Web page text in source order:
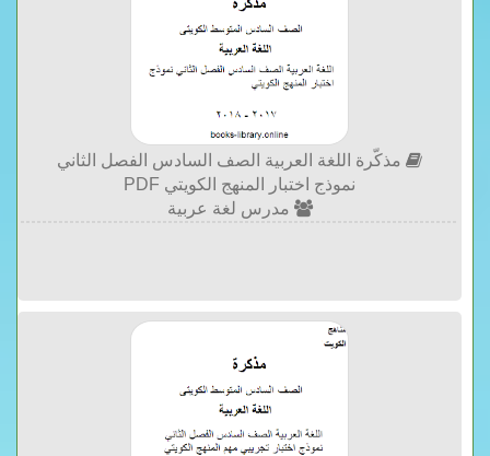
مذكّرة اللغة العربية الصف السادس الفصل الثاني
نموذج اختبار المنهج الكويتي PDF
مدرس لغة عربية